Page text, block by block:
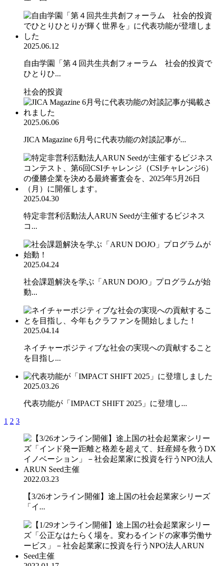
2025.06.12
自由学園「第４回共生共創フォーラム 社会的投資で
ひとりひ...
社会的投資
2025.06.06
JICA Magazine 6月号に代表功能の対談記事が...
2025.04.30
特定非営利活動法人ARUN Seedが主催するビジネス
コ...
2025.04.24
社会課題解決を学ぶ「ARUN DOJO」プログラムが始
動...
2025.04.14
ネイチャーポジティブな社会の実現への貢献すること
を目指し...
2025.03.26
代表功能が「IMPACT SHIFT 2025」に登壇し...
1 2 3
2022.03.23
【3/26オンライン開催】途上国の社会起業家シリーズ
「イ...